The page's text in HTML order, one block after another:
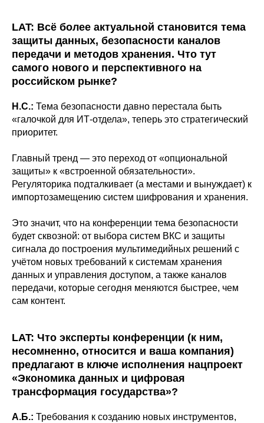
LAT: Всё более актуальной становится тема
защиты данных, безопасности каналов
передачи и методов хранения. Что тут
самого нового и перспективного на
российском рынке?
Н.С.: Тема безопасности давно перестала быть
«галочкой для ИТ-отдела», теперь это стратегический
приоритет.
Главный тренд — это переход от «опциональной
защиты» к «встроенной обязательности».
Регуляторика подталкивает (а местами и вынуждает) к
импортозамещению систем шифрования и хранения.
Это значит, что на конференции тема безопасности
будет сквозной: от выбора систем ВКС и защиты
сигнала до построения мультимедийных решений с
учётом новых требований к системам хранения
данных и управления доступом, а также каналов
передачи, которые сегодня меняются быстрее, чем
сам контент.
LAT: Что эксперты конференции (к ним,
несомненно, относится и ваша компания)
предлагают в ключе исполнения нацпроект
«Экономика данных и цифровая
трансформация государства»?
А.Б.: Требования к созданию новых инструментов,